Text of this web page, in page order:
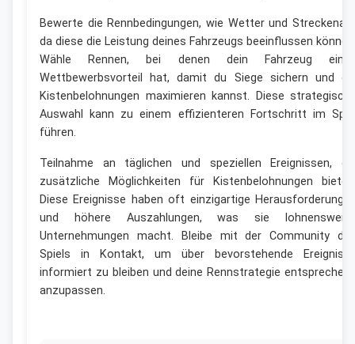
Bewerte die Rennbedingungen, wie Wetter und
da diese die Leistung deines Fahrzeugs beeinflussen
Wähle Rennen, bei denen dein Fahrzeug
Wettbewerbsvorteil hat, damit du Siege sichern und
Kistenbelohnungen maximieren kannst. Diese
Auswahl kann zu einem effizienteren Fortschritt im
führen.
Teilnahme an täglichen und speziellen Ereignissen,
zusätzliche Möglichkeiten für Kistenbelohnungen
Diese Ereignisse haben oft einzigartige
und höhere Auszahlungen, was sie
Unternehmungen macht. Bleibe mit der Community
Spiels in Kontakt, um über bevorstehende
informiert zu bleiben und deine Rennstrategie
anzupassen.